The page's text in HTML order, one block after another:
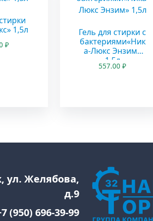
1,5л
₽
Гель для стирки с
бактериями«Ник
а-Люкс Энзим»
1,5л
557.00₽
ул. Желябова,
д.9
(950) 696-39-99